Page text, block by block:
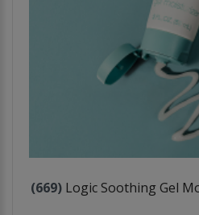
(669) Logic Soothing Gel